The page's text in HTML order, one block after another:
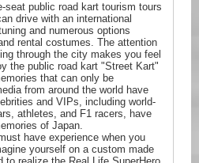
seat public road kart tourism tours
drive with an international
and numerous options
rental costumes. The attention
through the city makes you feel
the public road kart "Street Kart"
that can only be
from around the world have
and VIPs, including world-
athletes, and F1 racers, have
of Japan.
have experience when you
yourself on a custom made